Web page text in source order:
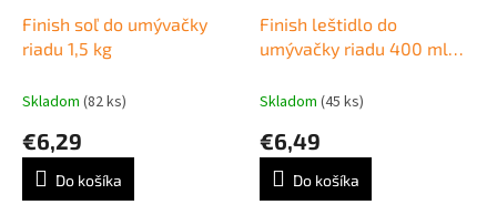
Finish soľ do umývačky
riadu 1,5 kg
Skladom (82 ks)
€6,29
Do košíka
Finish leštidlo do
umývačky riadu 400 ml
Skladom (45 ks)
€6,49
Do košíka